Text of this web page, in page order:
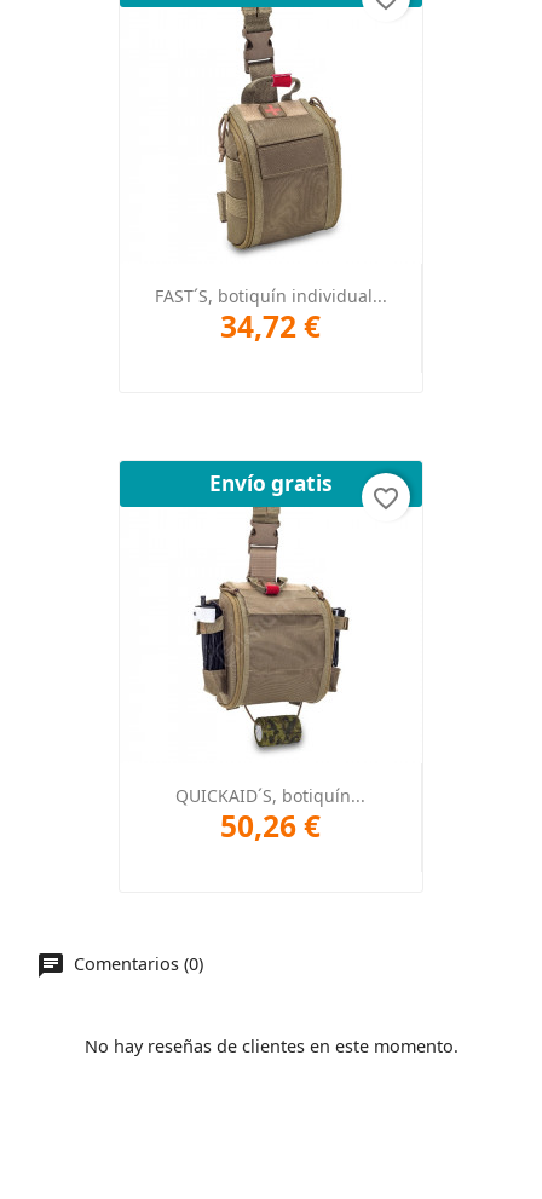
FAST´S, botiquín individual...
34,72 €
QUICKAID´S, botiquín...
50,26 €
Envío gratis
favorite_border
Comentarios (0)
No hay reseñas de clientes en este momento.